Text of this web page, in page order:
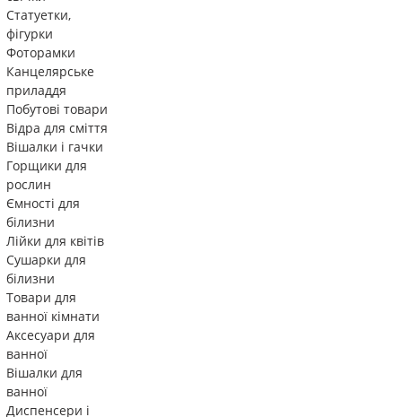
Статуетки,
фігурки
Фоторамки
Канцелярське
приладдя
Побутові товари
Відра для сміття
Вішалки і гачки
Горщики для
рослин
Ємності для
білизни
Лійки для квітів
Сушарки для
білизни
Товари для
ванної кімнати
Аксесуари для
ванної
Вішалки для
ванної
Диспенсери і